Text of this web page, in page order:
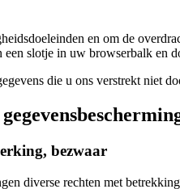
en om de
slotje in uw browserbalk
die u ons verstrekt niet
bezwaar
diverse rechten met